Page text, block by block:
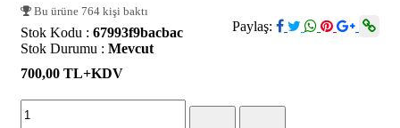
Bu ürüne 764 kişi baktı
Paylaş:
Stok Kodu : 67993f9bacbac
Stok Durumu : Mevcut
700,00 TL+KDV